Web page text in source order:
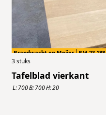
Brandwacht en Meijer BM.23.188
3stuks
Tafelblad vierkant
L:700B:700H:20